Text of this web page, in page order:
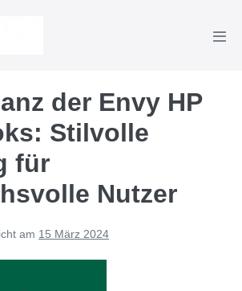
der Envy HP
Stilvolle
für
Nutzer
am 15 März 2024